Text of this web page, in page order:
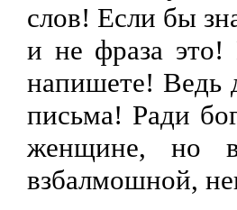
слов! Если бы
и не фраза
напишете! Ведь
письма! Ради
женщине, но
взбалмошной,